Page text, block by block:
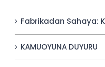
Fabrikadan Sahaya:
KAMUOYUNA DUYURU